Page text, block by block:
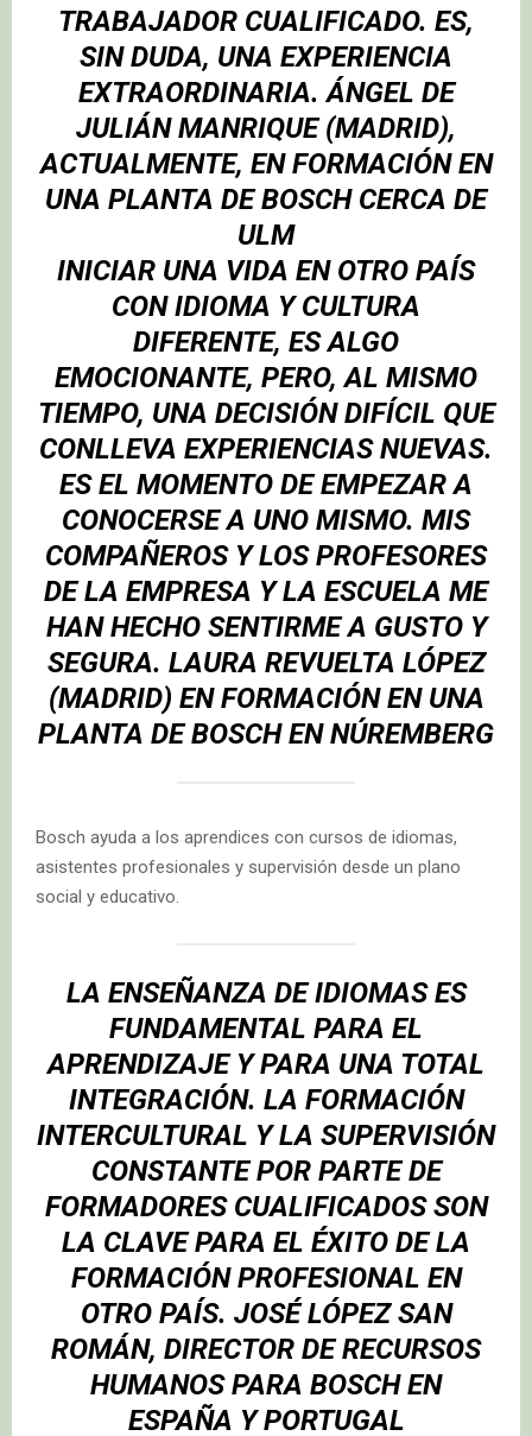
TRABAJADOR CUALIFICADO. ES,
SIN DUDA, UNA EXPERIENCIA
EXTRAORDINARIA.ÁNGEL DE
JULIÁN MANRIQUE (MADRID),
ACTUALMENTE, EN FORMACIÓN EN
UNA PLANTA DE BOSCH CERCA DE
ULM
INICIAR UNA VIDA EN OTRO PAÍS
CON IDIOMA Y CULTURA
DIFERENTE, ES ALGO
EMOCIONANTE, PERO, AL MISMO
TIEMPO, UNA DECISIÓN DIFÍCIL QUE
CONLLEVA EXPERIENCIAS NUEVAS.
ES EL MOMENTO DE EMPEZAR A
CONOCERSE A UNO MISMO. MIS
COMPAÑEROS Y LOS PROFESORES
DE LA EMPRESA Y LA ESCUELA ME
HAN HECHO SENTIRME A GUSTO Y
SEGURA. LAURA REVUELTA LÓPEZ
(MADRID) EN FORMACIÓN EN UNA
PLANTA DE BOSCH EN NÚREMBERG
Bosch ayuda a los aprendices con cursos de idiomas,
asistentes profesionales y supervisión desde un plano
social y educativo.
LA ENSEÑANZA DE IDIOMAS ES
FUNDAMENTAL PARA EL
APRENDIZAJE Y PARA UNA TOTAL
INTEGRACIÓN. LA FORMACIÓN
INTERCULTURAL Y LA SUPERVISIÓN
CONSTANTE POR PARTE DE
FORMADORES CUALIFICADOS SON
LA CLAVE PARA EL ÉXITO DE LA
FORMACIÓN PROFESIONAL EN
OTRO PAÍS. JOSÉ LÓPEZ SAN
ROMÁN, DIRECTOR DE RECURSOS
HUMANOS PARA BOSCH EN
ESPAÑA Y PORTUGAL